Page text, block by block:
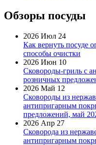
Обзоры посуды
2026 Июл 24
Как вернуть посуде
способы очистки
2026 Июн 10
Сковороды-гриль с
розничных
2026 Май 12
Сковороды из
антипригарным
предложений, май
2026 Апр 27
Сковорода из
антипригарным